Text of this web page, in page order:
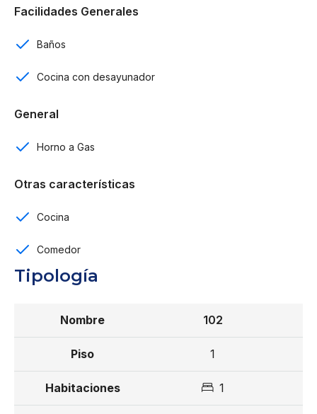
Ambiente musical
Gym
Reserva con US$ 2,000
Completar el 25% a la firma del contrato
30% contraentrega
Facilidades Generales
Baños
Cocina con desayunador
General
Horno a Gas
Otras características
Cocina
Comedor
Tipología
102
1
1